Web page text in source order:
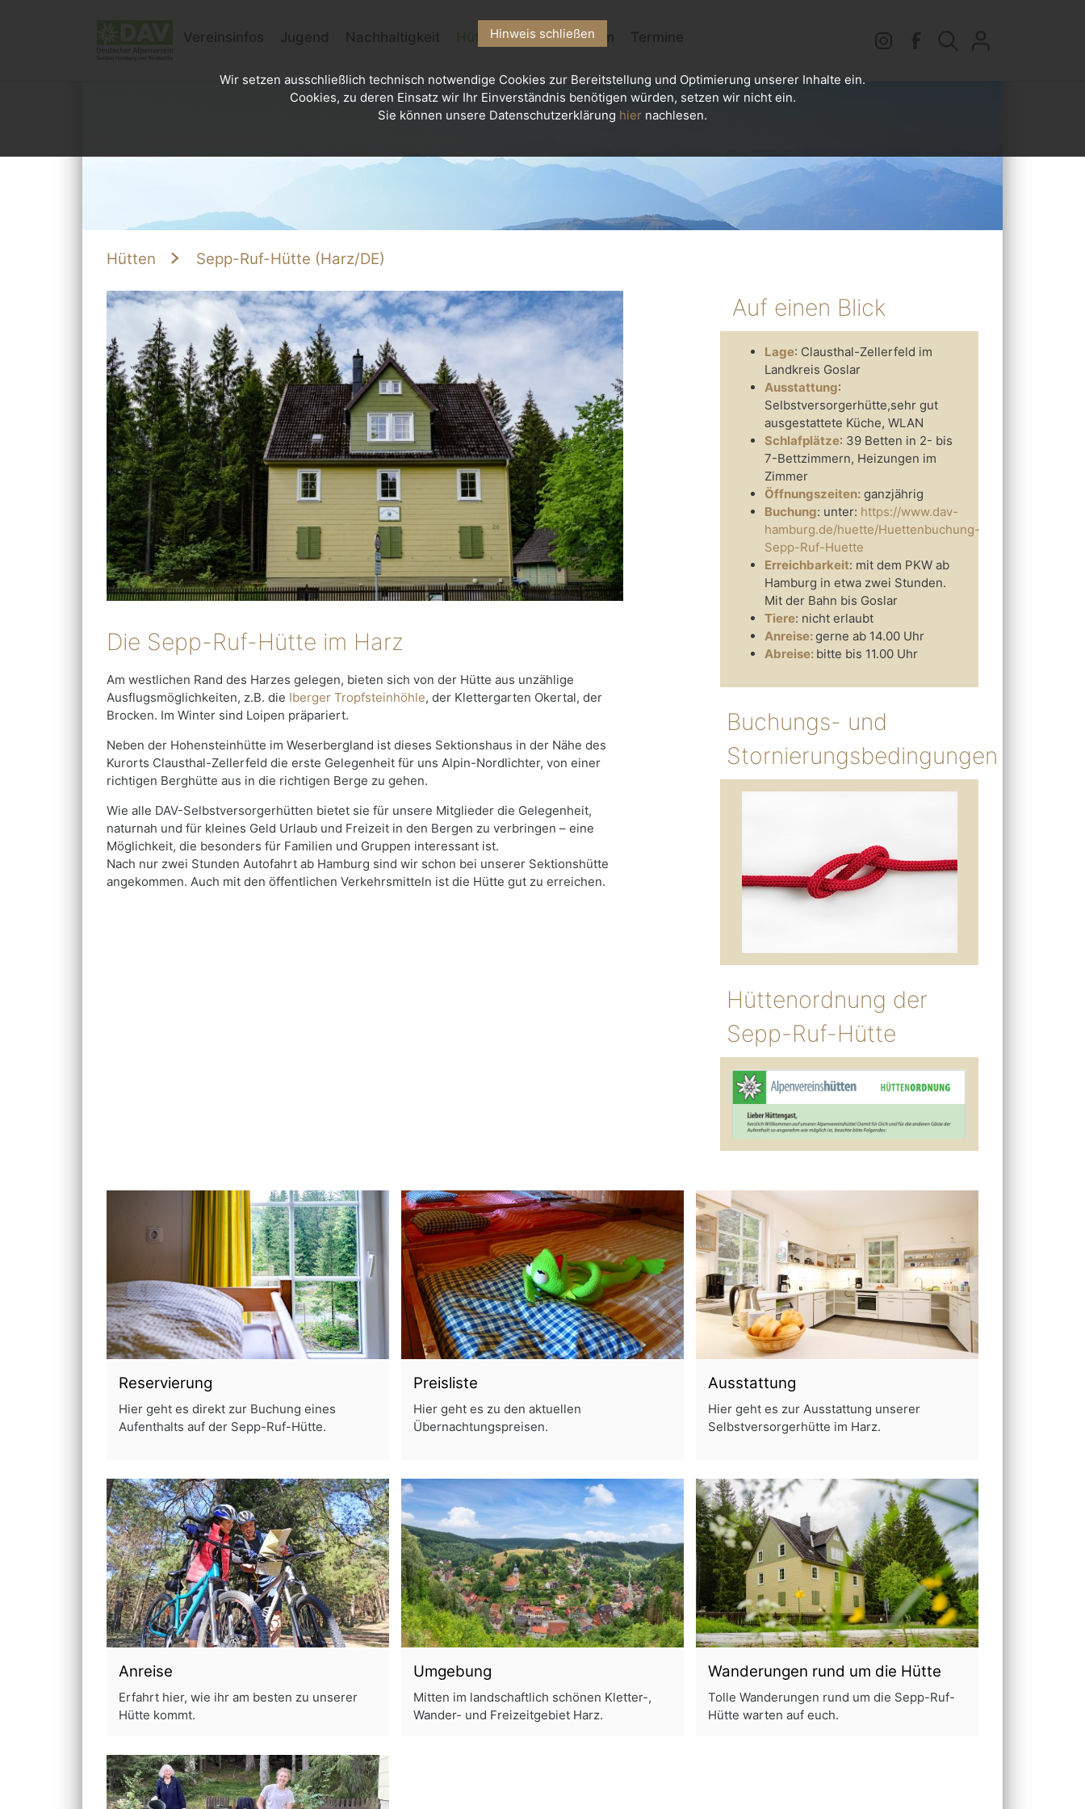
Vereinsinfos Jugend Nachhaltigkeit Hütten Kletterzentrum Termine
Hütten Sepp-Ruf-Hütte (Harz/DE)
Die Sepp-Ruf-Hütte im Harz
Am westlichen Rand des Harzes gelegen, bieten sich von der Hütte aus unzählige
Ausflugsmöglichkeiten, z.B. die Iberger Tropfsteinhöhle, der Klettergarten Okertal, der
Brocken. Im Winter sind Loipen präpariert.
Neben der Hohensteinhütte im Weserbergland ist dieses Sektionshaus in der Nähe des
Kurorts Clausthal-Zellerfeld die erste Gelegenheit für uns Alpin-Nordlichter, von einer
richtigen Berghütte aus in die richtigen Berge zu gehen.
Wie alle DAV-Selbstversorgerhütten bietet sie für unsere Mitglieder die Gelegenheit,
naturnah und für kleines Geld Urlaub und Freizeit in den Bergen zu verbringen – eine
Möglichkeit, die besonders für Familien und Gruppen interessant ist.
Nach nur zwei Stunden Autofahrt ab Hamburg sind wir schon bei unserer Sektionshütte
angekommen. Auch mit den öffentlichen Verkehrsmitteln ist die Hütte gut zu erreichen.
Auf einen Blick
Lage: Clausthal-Zellerfeld im
Landkreis Goslar
Ausstattung:
Selbstversorgerhütte,sehr gut
ausgestattete Küche, WLAN
Schlafplätze: 39 Betten in 2- bis
7-Bettzimmern, Heizungen im
Zimmer
Öffnungszeiten: ganzjährig
Buchung: unter: https://www.dav-
hamburg.de/huette/Huettenbuchung-
Sepp-Ruf-Huette
Erreichbarkeit: mit dem PKW ab
Hamburg in etwa zwei Stunden.
Mit der Bahn bis Goslar
Tiere: nicht erlaubt
Anreise:gerne ab 14.00 Uhr
Abreise: bitte bis 11.00 Uhr
Buchungs- und
Stornierungsbedingungen
Hüttenordnung der
Sepp-Ruf-Hütte
Reservierung
Hier geht es direkt zur Buchung eines
Aufenthalts auf der Sepp-Ruf-Hütte.
Preisliste
Hier geht es zu den aktuellen
Übernachtungspreisen.
Ausstattung
Hier geht es zur Ausstattung unserer
Selbstversorgerhütte im Harz.
Anreise
Erfahrt hier, wie ihr am besten zu unserer
Hütte kommt.
Umgebung
Mitten im landschaftlich schönen Kletter-,
Wander- und Freizeitgebiet Harz.
Wanderungen rund um die Hütte
Tolle Wanderungen rund um die Sepp-Ruf-
Hütte warten auf euch.
Hinweis schließen
Wir setzen ausschließlich technisch notwendige Cookies zur Bereitstellung und Optimierung unserer Inhalte ein.
Cookies, zu deren Einsatz wir Ihr Einverständnis benötigen würden, setzen wir nicht ein.
Sie können unsere Datenschutzerklärung hier nachlesen.